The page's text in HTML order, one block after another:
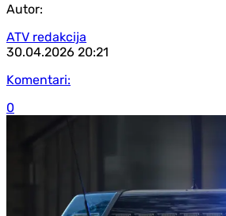
Autor:
ATV redakcija
30.04.2026 20:21
Komentari:
0